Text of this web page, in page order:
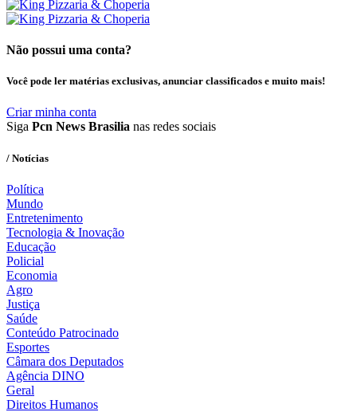
Não possui uma conta?
Você pode ler matérias exclusivas, anunciar classificados e muito mais!
Criar minha conta
Siga Pcn News Brasilia nas redes sociais
/ Notícias
Política
Mundo
Entretenimento
Tecnologia & Inovação
Educação
Policial
Economia
Agro
Justiça
Saúde
Conteúdo Patrocinado
Esportes
Câmara dos Deputados
Agência DINO
Geral
Direitos Humanos